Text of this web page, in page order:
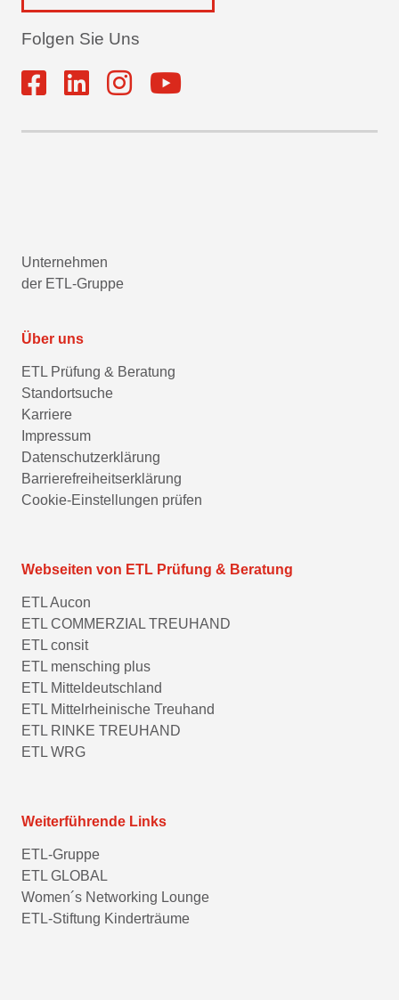
Folgen Sie Uns
Unternehmen
der ETL-Gruppe
Über uns
ETL Prüfung & Beratung
Standortsuche
Karriere
Impressum
Datenschutzerklärung
Barrierefreiheitserklärung
Cookie-Einstellungen prüfen
Webseiten von ETL Prüfung & Beratung
ETL Aucon
ETL COMMERZIAL TREUHAND
ETL consit
ETL mensching plus
ETL Mitteldeutschland
ETL Mittelrheinische Treuhand
ETL RINKE TREUHAND
ETL WRG
Weiterführende Links
ETL-Gruppe
ETL GLOBAL
Women´s Networking Lounge
ETL-Stiftung Kinderträume